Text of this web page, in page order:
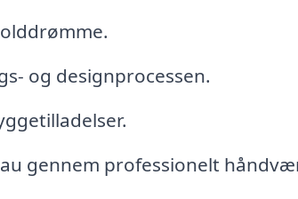
og designprocessen.
gennem professionelt